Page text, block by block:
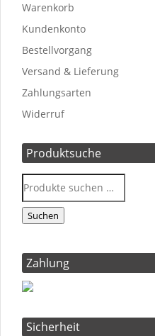
Warenkorb
Kundenkonto
Bestellvorgang
Versand & Lieferung
Zahlungsarten
Widerruf
Produktsuche
Suchen
Zahlung
Sicherheit